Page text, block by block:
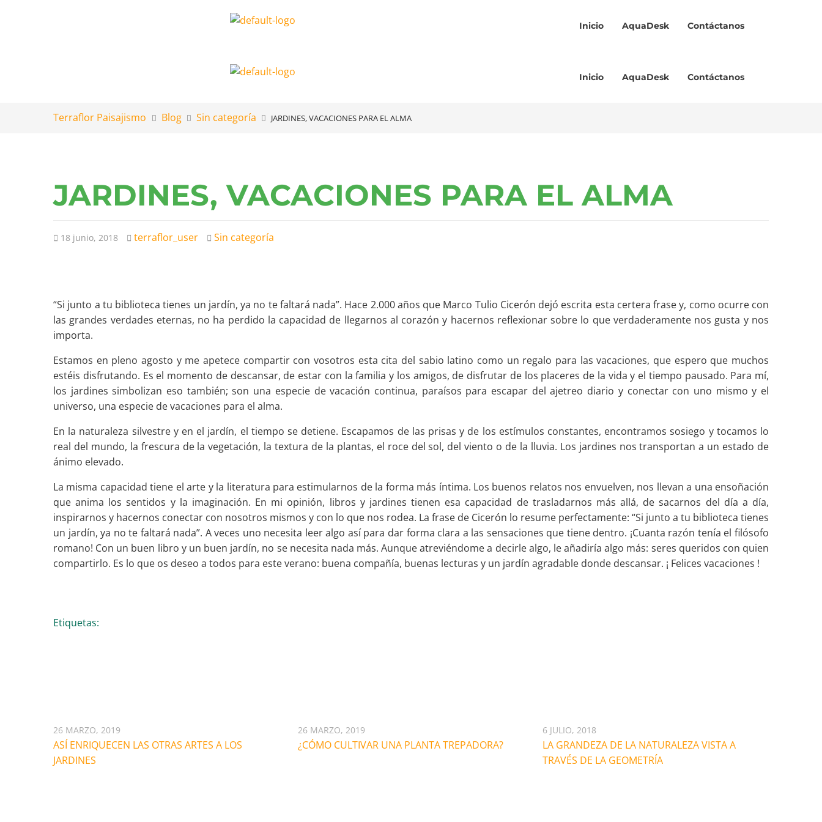
Inicio AquaDesk Contáctanos
Inicio AquaDesk Contáctanos
Terraflor Paisajismo Blog Sin categoría JARDINES, VACACIONES PARA EL ALMA
JARDINES, VACACIONES PARA EL ALMA
18 junio, 2018 terraflor_user Sin categoría
“Si junto a tu biblioteca tienes un jardín, ya no te faltará nada”. Hace 2.000 años que Marco Tulio Cicerón dejó escrita esta certera frase y, como ocurre con
las grandes verdades eternas, no ha perdido la capacidad de llegarnos al corazón y hacernos reflexionar sobre lo que verdaderamente nos gusta y nos
importa.
Estamos en pleno agosto y me apetece compartir con vosotros esta cita del sabio latino como un regalo para las vacaciones, que espero que muchos
estéis disfrutando. Es el momento de descansar, de estar con la familia y los amigos, de disfrutar de los placeres de la vida y el tiempo pausado. Para mí,
los jardines simbolizan eso también; son una especie de vacación continua, paraísos para escapar del ajetreo diario y conectar con uno mismo y el
universo, una especie de vacaciones para el alma.
En la naturaleza silvestre y en el jardín, el tiempo se detiene. Escapamos de las prisas y de los estímulos constantes, encontramos sosiego y tocamos lo
real del mundo, la frescura de la vegetación, la textura de la plantas, el roce del sol, del viento o de la lluvia. Los jardines nos transportan a un estado de
ánimo elevado.
La misma capacidad tiene el arte y la literatura para estimularnos de la forma más íntima. Los buenos relatos nos envuelven, nos llevan a una ensoñación
que anima los sentidos y la imaginación. En mi opinión, libros y jardines tienen esa capacidad de trasladarnos más allá, de sacarnos del día a día,
inspirarnos y hacernos conectar con nosotros mismos y con lo que nos rodea. La frase de Cicerón lo resume perfectamente: “Si junto a tu biblioteca tienes
un jardín, ya no te faltará nada”. A veces uno necesita leer algo así para dar forma clara a las sensaciones que tiene dentro. ¡Cuanta razón tenía el filósofo
romano! Con un buen libro y un buen jardín, no se necesita nada más. Aunque atreviéndome a decirle algo, le añadiría algo más: seres queridos con quien
compartirlo. Es lo que os deseo a todos para este verano: buena compañía, buenas lecturas y un jardín agradable donde descansar. ¡ Felices vacaciones !
Etiquetas:
26 MARZO, 2019
ASÍ ENRIQUECEN LAS OTRAS ARTES A LOS
JARDINES
26 MARZO, 2019
¿CÓMO CULTIVAR UNA PLANTA TREPADORA?
6 JULIO, 2018
LA GRANDEZA DE LA NATURALEZA VISTA A
TRAVÉS DE LA GEOMETRÍA